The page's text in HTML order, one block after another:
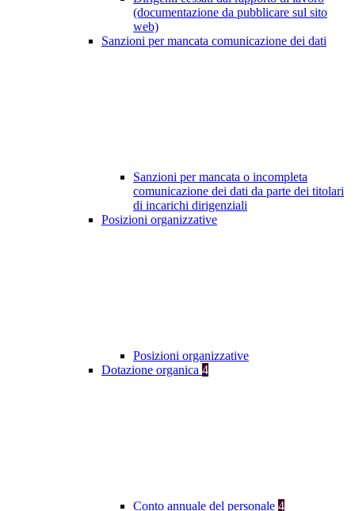
(documentazione da pubblicare sul sito
web)
Sanzioni per mancata comunicazione dei dati
Sanzioni per mancata o incompleta
comunicazione dei dati da parte dei titolari
di incarichi dirigenziali
Posizioni organizzative
Posizioni organizzative
Dotazione organica 4
Conto annuale del personale 4